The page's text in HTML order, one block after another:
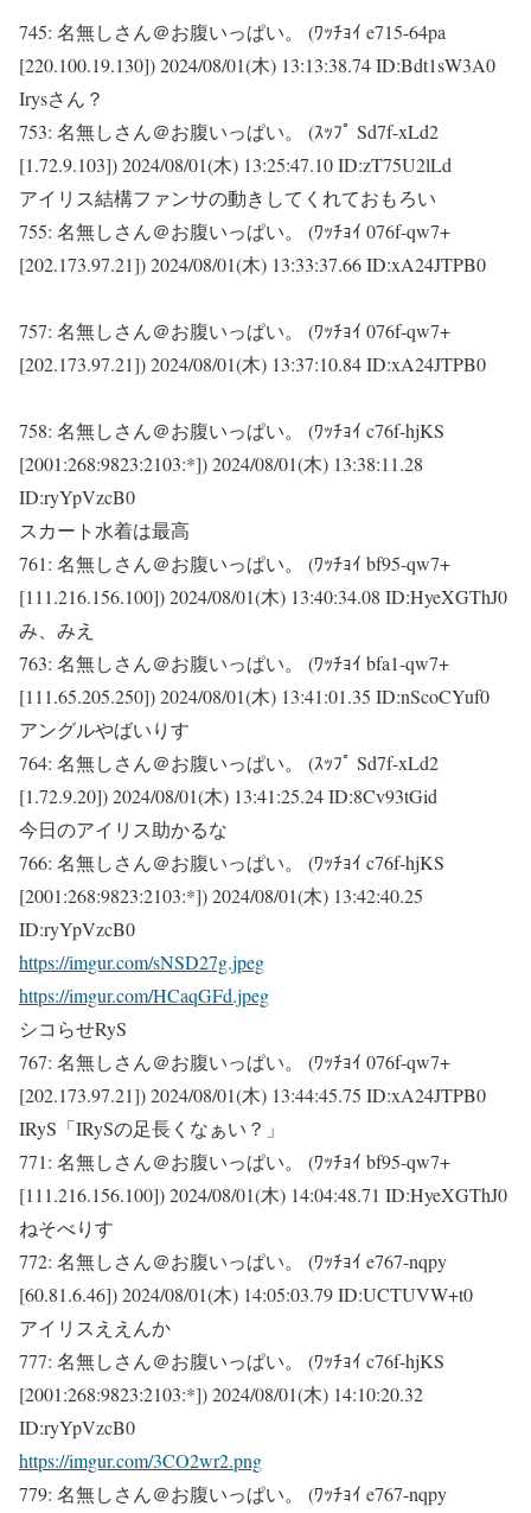
745: 名無しさん＠お腹いっぱい。 (ﾜｯﾁｮｲ e715-64pa
[220.100.19.130])2024/08/01(木) 13:13:38.74 ID:Bdt1sW3A0
Irysさん？
753: 名無しさん＠お腹いっぱい。 (ｽｯﾌﾟ Sd7f-xLd2
[1.72.9.103])2024/08/01(木) 13:25:47.10 ID:zT75U2lLd
アイリス結構ファンサの動きしてくれておもろい
755: 名無しさん＠お腹いっぱい。 (ﾜｯﾁｮｲ 076f-qw7+
[202.173.97.21])2024/08/01(木) 13:33:37.66 ID:xA24JTPB0
757: 名無しさん＠お腹いっぱい。 (ﾜｯﾁｮｲ 076f-qw7+
[202.173.97.21])2024/08/01(木) 13:37:10.84 ID:xA24JTPB0
758: 名無しさん＠お腹いっぱい。 (ﾜｯﾁｮｲ c76f-hjKS
[2001:268:9823:2103:*])2024/08/01(木) 13:38:11.28
ID:ryYpVzcB0
スカート水着は最高
761: 名無しさん＠お腹いっぱい。 (ﾜｯﾁｮｲ bf95-qw7+
[111.216.156.100])2024/08/01(木) 13:40:34.08 ID:HyeXGThJ0
み、みえ
763: 名無しさん＠お腹いっぱい。 (ﾜｯﾁｮｲ bfa1-qw7+
[111.65.205.250])2024/08/01(木) 13:41:01.35 ID:nScoCYuf0
アングルやばいりす
764: 名無しさん＠お腹いっぱい。 (ｽｯﾌﾟ Sd7f-xLd2
[1.72.9.20])2024/08/01(木) 13:41:25.24 ID:8Cv93tGid
今日のアイリス助かるな
766: 名無しさん＠お腹いっぱい。 (ﾜｯﾁｮｲ c76f-hjKS
[2001:268:9823:2103:*])2024/08/01(木) 13:42:40.25
ID:ryYpVzcB0
https://imgur.com/sNSD27g.jpeg
https://imgur.com/HCaqGFd.jpeg
シコらせRyS
767: 名無しさん＠お腹いっぱい。 (ﾜｯﾁｮｲ 076f-qw7+
[202.173.97.21])2024/08/01(木) 13:44:45.75 ID:xA24JTPB0
IRyS「IRySの足長くなぁい？」
771: 名無しさん＠お腹いっぱい。 (ﾜｯﾁｮｲ bf95-qw7+
[111.216.156.100])2024/08/01(木) 14:04:48.71 ID:HyeXGThJ0
ねそべりす
772: 名無しさん＠お腹いっぱい。 (ﾜｯﾁｮｲ e767-nqpy
[60.81.6.46])2024/08/01(木) 14:05:03.79 ID:UCTUVW+t0
アイリスええんか
777: 名無しさん＠お腹いっぱい。 (ﾜｯﾁｮｲ c76f-hjKS
[2001:268:9823:2103:*])2024/08/01(木) 14:10:20.32
ID:ryYpVzcB0
https://imgur.com/3CO2wr2.png
779: 名無しさん＠お腹いっぱい。 (ﾜｯﾁｮｲ e767-nqpy